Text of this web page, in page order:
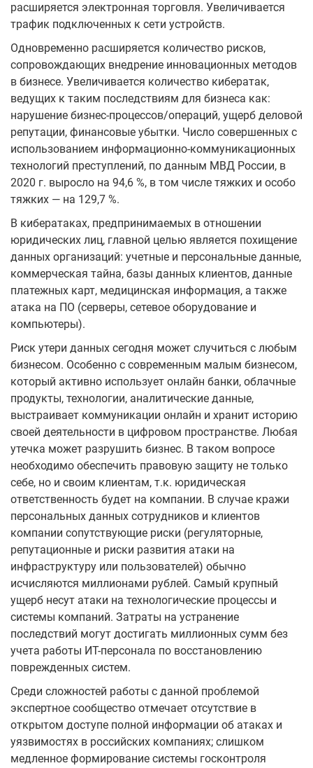
расширяется электронная торговля. Увеличивается
трафик подключенных к сети устройств.
Одновременно расширяется количество рисков,
сопровождающих внедрение инновационных методов
в бизнесе. Увеличивается количество кибератак,
ведущих к таким последствиям для бизнеса как:
нарушение бизнес-процессов/операций, ущерб деловой
репутации, финансовые убытки. Число совершенных с
использованием информационно-коммуникационных
технологий преступлений, по данным МВД России, в
2020 г. выросло на 94,6 %, в том числе тяжких и особо
тяжких — на 129,7 %.
В кибератаках, предпринимаемых в отношении
юридических лиц, главной целью является похищение
данных организаций: учетные и персональные данные,
коммерческая тайна, базы данных клиентов, данные
платежных карт, медицинская информация, а также
атака на ПО (серверы, сетевое оборудование и
компьютеры).
Риск утери данных сегодня может случиться с любым
бизнесом. Особенно с современным малым бизнесом,
который активно использует онлайн банки, облачные
продукты, технологии, аналитические данные,
выстраивает коммуникации онлайн и хранит историю
своей деятельности в цифровом пространстве. Любая
утечка может разрушить бизнес. В таком вопросе
необходимо обеспечить правовую защиту не только
себе, но и своим клиентам, т.к. юридическая
ответственность будет на компании. В случае кражи
персональных данных сотрудников и клиентов
компании сопутствующие риски (регуляторные,
репутационные и риски развития атаки на
инфраструктуру или пользователей) обычно
исчисляются миллионами рублей. Самый крупный
ущерб несут атаки на технологические процессы и
системы компаний. Затраты на устранение
последствий могут достигать миллионных сумм без
учета работы ИТ-персонала по восстановлению
поврежденных систем.
Среди сложностей работы с данной проблемой
экспертное сообщество отмечает отсутствие в
открытом доступе полной информации об атаках и
уязвимостях в российских компаниях; слишком
медленное формирование системы госконтроля